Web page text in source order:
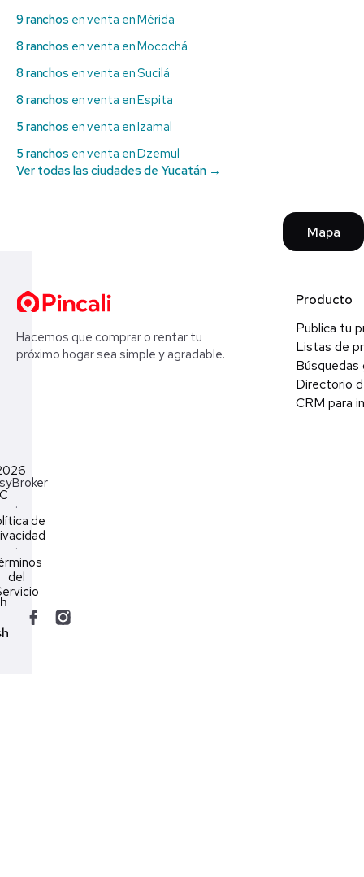
9 ranchos en venta en Mérida
8 ranchos en venta en Mocochá
8 ranchos en venta en Sucilá
8 ranchos en venta en Espita
5 ranchos en venta en Izamal
5 ranchos en venta en Dzemul
Ver todas las ciudades de Yucatán →
Mapa
Hacemos que comprar o rentar tu
próximo hogar sea simple y agradable.
Producto
Publica tu
Listas de
Búsquedas
Directorio
CRM para
·
de
·
del